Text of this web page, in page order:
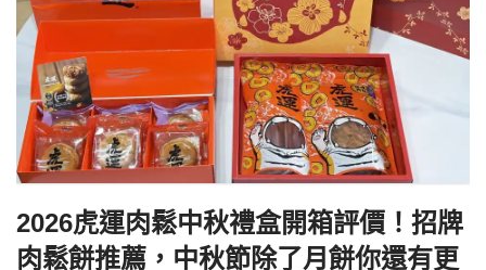
2026虎運肉鬆中秋禮盒開箱評價！招牌
肉鬆餅推薦，中秋節除了月餅你還有更